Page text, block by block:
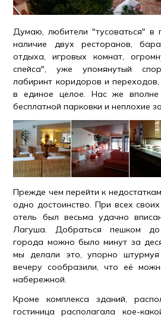
Думаю, любители "тусоваться" в
наличие двух ресторанов,
отдыха, игровых комнат,
спейса", уже упомянутый
лабиринт коридоров и
в единое целое. Нас же вполне
бесплатной парковки и неплохие
Прежде чем перейти к
одно достоинство. При всех
отель был весьма удачно
Лагуша. Добраться пешком до
города можно было минут за
мы делали это, упорно
вечеру сообразили, что её
набережной.
Кроме комплекса зданий,
гостиница располагала кое-